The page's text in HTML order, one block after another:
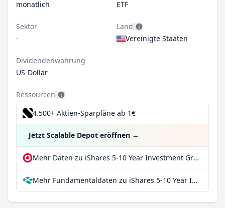
monatlich ETF
Sektor
-
Land
Vereinigte Staaten
Dividendenwährung
US-Dollar
Ressourcen
4.500+ Aktien-Sparpläne ab 1€
Jetzt Scalable Depot eröffnen →
Mehr Daten zu iShares 5-10 Year Investment Grade Corporate Bond ETF bei extraETF
Mehr Fundamentaldaten zu iShares 5-10 Year Investment Grade Corporate Bond ETF bei Parqet